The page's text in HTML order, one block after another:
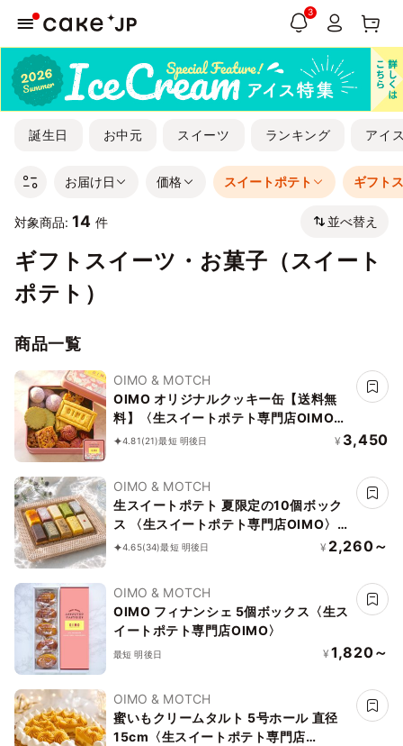
3
誕生日 お中元 スイーツ ランキング アイ
お届け日 価格 スイートポテト ギフト
対象商品: 14 件 並べ替え
ギフトスイーツ・お菓子（スイート
ポテト）
商品一覧
OIMO & MOTCH
OIMO オリジナルクッキー缶【送料無
料】〈生スイートポテト専門店OIMO〉
お中元2026
4.81(21)最短 明後日 ¥ 3,450
OIMO & MOTCH
生スイートポテト 夏限定の10個ボック
ス 〈生スイートポテト専門店OIMO〉お
中元2026
4.65(34)最短 明後日 ¥ 2,260～
OIMO & MOTCH
OIMO フィナンシェ 5個ボックス〈生ス
イートポテト専門店OIMO〉
最短 明後日 ¥ 1,820～
OIMO & MOTCH
蜜いもクリームタルト 5号ホール 直径
15cm〈生スイートポテト専門店